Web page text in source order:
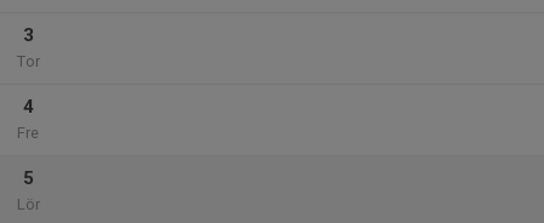
3
Tor
4
Fre
5
Lör